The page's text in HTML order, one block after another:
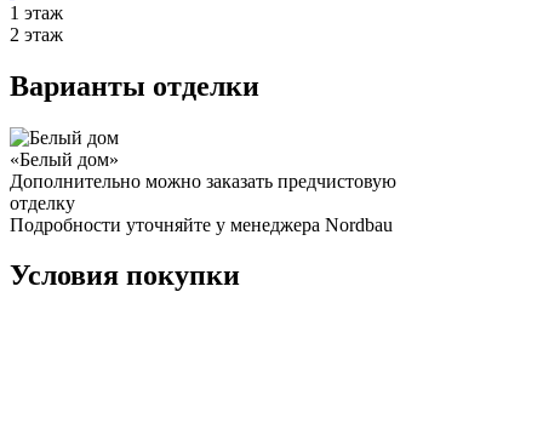
1 этаж
2 этаж
Варианты отделки
«Белый дом»
Дополнительно можно заказать предчистовую
отделку
Подробности уточняйте у менеджера Nordbau
Условия покупки